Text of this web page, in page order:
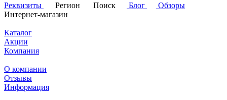
Реквизиты
Регион Поиск Блог
Обзоры
Интернет-магазин
Каталог
Акции
Компания
О компании
Отзывы
Информация